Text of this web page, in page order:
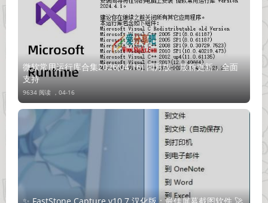
微软常用运行库合集2026(04.16) 四月版：最新更新，全面
支持
9634 阅读 ， 04-16
✨ FastStone Capture v10.7 汉化版：最佳屏幕截图软件 🚀